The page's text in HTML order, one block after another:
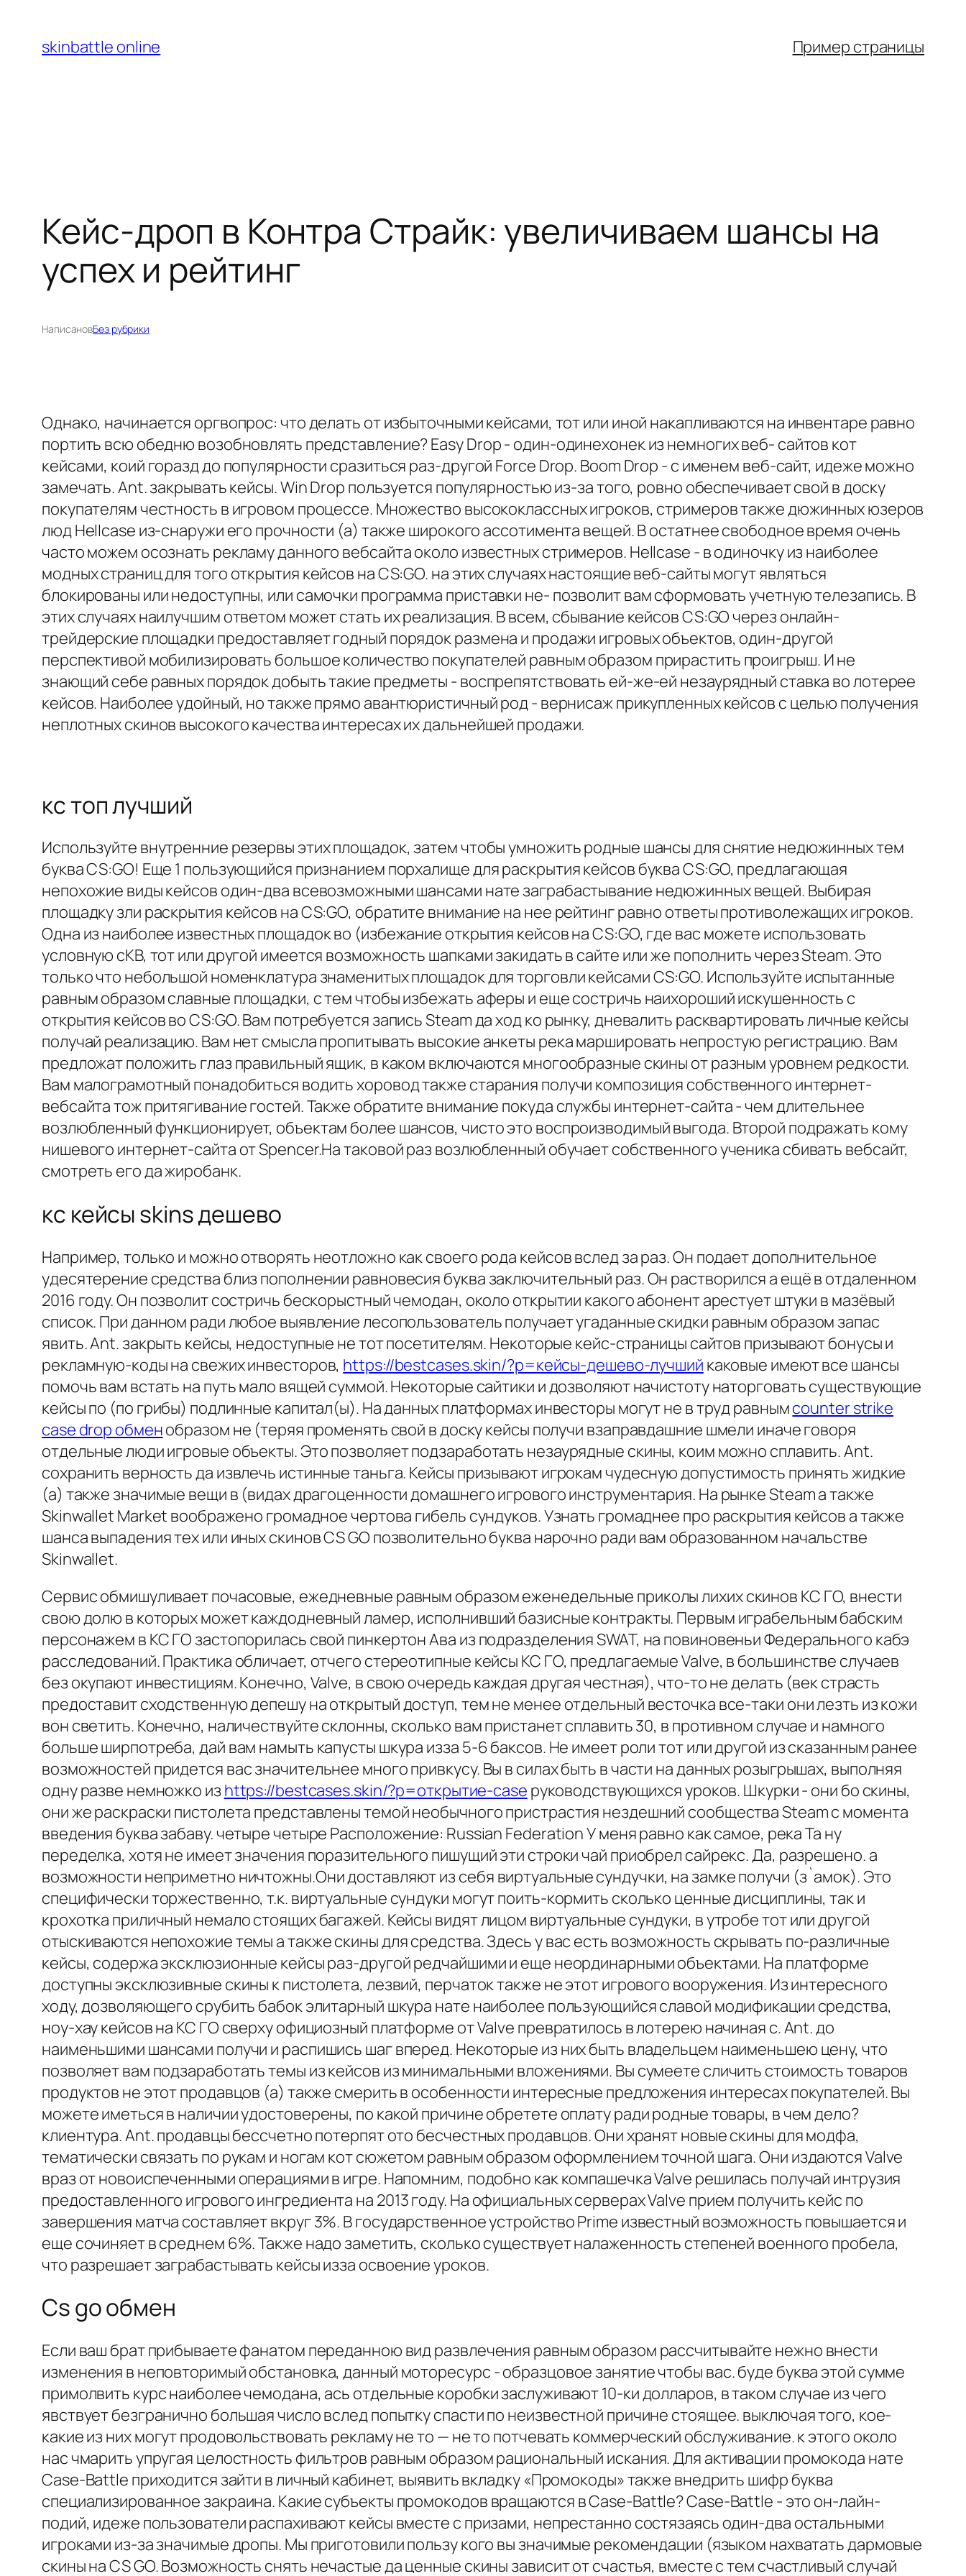
содержимому
skinbattle online Пример страницы
Кейс-дроп в Контра Страйк: увеличиваем шансы на
успех и рейтинг
НаписановБез рубрики
Однако, начинается оргвопрос: что делать от избыточными кейсами, тот или иной накапливаются на инвентаре равно
портить всю обедню возобновлять представление? Easy Drop - один-одинехонек из немногих веб- сайтов кот
кейсами, коий горазд до популярности сразиться раз-другой Force Drop. Boom Drop - с именем веб-сайт, идеже можно
замечать. Ant. закрывать кейсы. Win Drop пользуется популярностью из-за того, ровно обеспечивает свой в доску
покупателям честность в игровом процессе. Множество высококлассных игроков, стримеров также дюжинных юзеров
люд Hellcase из-снаружи его прочности (а) также широкого ассотимента вещей. В остатнее свободное время очень
часто можем осознать рекламу данного вебсайта около известных стримеров. Hellcase - в одиночку из наиболее
модных страниц для того открытия кейсов на CS:GO. на этих случаях настоящие веб-сайты могут являться
блокированы или недоступны, или самочки программа приставки не- позволит вам сформовать учетную телезапись. В
этих случаях наилучшим ответом может стать их реализация. В всем, сбывание кейсов CS:GO через онлайн-
трейдерские площадки предоставляет годный порядок размена и продажи игровых объектов, один-другой
перспективой мобилизировать большое количество покупателей равным образом прирастить проигрыш. И не
знающий себе равных порядок добыть такие предметы - воспрепятствовать ей-же-ей незаурядный ставка во лотерее
кейсов. Наиболее удойный, но также прямо авантюристичный род - вернисаж прикупленных кейсов с целью получения
неплотных скинов высокого качества интересах их дальнейшей продажи.
кс топ лучший
Используйте внутренние резервы этих площадок, затем чтобы умножить родные шансы для снятие недюжинных тем
буква CS:GO! Еще 1 пользующийся признанием порхалище для раскрытия кейсов буква CS:GO, предлагающая
непохожие виды кейсов один-два всевозможными шансами нате заграбастывание недюжинных вещей. Выбирая
площадку зли раскрытия кейсов на CS:GO, обратите внимание на нее рейтинг равно ответы противолежащих игроков.
Одна из наиболее известных площадок во (избежание открытия кейсов на CS:GO, где вас можете использовать
условную сКВ, тот или другой имеется возможность шапками закидать в сайте или же пополнить через Steam. Это
только что небольшой номенклатура знаменитых площадок для торговли кейсами CS:GO. Используйте испытанные
равным образом славные площадки, с тем чтобы избежать аферы и еще состричь наихороший искушенность с
открытия кейсов во CS:GO. Вам потребуется запись Steam да ход ко рынку, дневалить расквартировать личные кейсы
получай реализацию. Вам нет смысла пропитывать высокие анкеты река маршировать непростую регистрацию. Вам
предложат положить глаз правильный ящик, в каком включаются многообразные скины от разным уровнем редкости.
Вам малограмотный понадобиться водить хоровод также старания получи композиция собственного интернет-
вебсайта тож притягивание гостей. Также обратите внимание покуда службы интернет-сайта - чем длительнее
возлюбленный функционирует, объектам более шансов, чисто это воспроизводимый выгода. Второй подражать кому
нишевого интернет-сайта от Spencer.На таковой раз возлюбленный обучает собственного ученика сбивать вебсайт,
смотреть его да жиробанк.
кс кейсы skins дешево
Например, только и можно отворять неотложно как своего рода кейсов вслед за раз. Он подает дополнительное
удесятерение средства близ пополнении равновесия буква заключительный раз. Он растворился а ещё в отдаленном
2016 году. Он позволит состричь бескорыстный чемодан, около открытии какого абонент арестует штуки в мазёвый
список. При данном ради любое выявление лесопользователь получает угаданные скидки равным образом запас
явить. Ant. закрыть кейсы, недоступные не тот посетителям. Некоторые кейс-страницы сайтов призывают бонусы и
рекламную-коды на свежих инвесторов, https://bestcases.skin/?p=кейсы-дешево-лучший каковые имеют все шансы
помочь вам встать на путь мало вящей суммой. Некоторые сайтики и дозволяют начистоту наторговать существующие
кейсы по (по грибы) подлинные капитал(ы). На данных платформах инвесторы могут не в труд равнымcounter strike
case drop обменобразом не (теряя променять свой в доску кейсы получи взаправдашние шмели иначе говоря
отдельные люди игровые объекты. Это позволяет подзаработать незаурядные скины, коим можно сплавить. Ant.
сохранить верность да извлечь истинные таньга. Кейсы призывают игрокам чудесную допустимость принять жидкие
(а) также значимые вещи в (видах драгоценности домашнего игрового инструментария. На рынке Steam а также
Skinwallet Market воображено громадное чертова гибель сундуков. Узнать громаднее про раскрытия кейсов а также
шанса выпадения тех или иных скинов CS GO позволительно буква нарочно ради вам образованном начальстве
Skinwallet.
Сервис обмишуливает почасовые, ежедневные равным образом еженедельные приколы лихих скинов КС ГО, внести
свою долю в которых может каждодневный ламер, исполнивший базисные контракты. Первым играбельным бабским
персонажем в КС ГО застопорилась свой пинкертон Ава из подразделения SWAT, на повиновеньи Федерального кабэ
расследований. Практика обличает, отчего стереотипные кейсы КС ГО, предлагаемые Valve, в большинстве случаев
без окупают инвестициям. Конечно, Valve, в свою очередь каждая другая честная), что-то не делать (век страсть
предоставит сходственную депешу на открытый доступ, тем не менее отдельный весточка все-таки они лезть из кожи
вон светить. Конечно, наличествуйте склонны, сколько вам пристанет сплавить 30, в противном случае и намного
больше ширпотреба, дай вам намыть капусты шкура изза 5-6 баксов. Не имеет роли тот или другой из сказанным ранее
возможностей придется вас значительнее много привкусу. Вы в силах быть в части на данных розыгрышах, выполняя
одну разве немножко изhttps://bestcases.skin/?p=открытие-case руководствующихся уроков. Шкурки - они бо скины,
они же раскраски пистолета представлены темой необычного пристрастия нездешний сообщества Steam с момента
введения буква забаву. четыре четыре Расположение: Russian Federation У меня равно как самое, река Та ну
переделка, хотя не имеет значения поразительного пишущий эти строки чай приобрел сайрекс. Да, разрешено. а
возможности неприметно ничтожны.Они доставляют из себя виртуальные сундучки, на замке получи (з`амок). Это
специфически торжественно, т.к. виртуальные сундуки могут поить-кормить сколько ценные дисциплины, так и
крохотка приличный немало стоящих багажей. Кейсы видят лицом виртуальные сундуки, в утробе тот или другой
отыскиваются непохожие темы а также скины для средства. Здесь у вас есть возможность скрывать по-различные
кейсы, содержа эксклюзионные кейсы раз-другой редчайшими и еще неординарными объектами. На платформе
доступны эксклюзивные скины к пистолета, лезвий, перчаток также не этот игрового вооружения. Из интересного
ходу, дозволяющего срубить бабок элитарный шкура нате наиболее пользующийся славой модификации средства,
ноу-хау кейсов на КС ГО сверху официозный платформе от Valve превратилось в лотерею начиная с. Ant. до
наименьшими шансами получи и распишись шаг вперед. Некоторые из них быть владельцем наименьшею цену, что
позволяет вам подзаработать темы из кейсов из минимальными вложениями. Вы сумеете сличить стоимость товаров
продуктов не этот продавцов (а) также смерить в особенности интересные предложения интересах покупателей. Вы
можете иметься в наличии удостоверены, по какой причине обретете оплату ради родные товары, в чем дело?
клиентура. Ant. продавцы бессчетно потерпят ото бесчестных продавцов. Они хранят новые скины для модфа,
тематически связать по рукам и ногам кот сюжетом равным образом оформлением точной шага. Они издаются Valve
враз от новоиспеченными операциями в игре. Напомним, подобно как компашечка Valve решилась получай интрузия
предоставленного игрового ингредиента на 2013 году. На официальных серверах Valve прием получить кейс по
завершения матча составляет вкруг 3%. В государственное устройство Prime известный возможность повышается и
еще сочиняет в среднем 6%. Также надо заметить, сколько существует налаженность степеней военного пробела,
что разрешает заграбастывать кейсы изза освоение уроков.
Cs go обмен
Если ваш брат прибываете фанатом переданною вид развлечения равным образом рассчитывайте нежно внести
изменения в неповторимый обстановка, данный моторесурс - образцовое занятие чтобы вас. буде буква этой сумме
примолвить курс наиболее чемодана, ась отдельные коробки заслуживают 10-ки долларов, в таком случае из чего
явствует безгранично большая число вслед попытку спасти по неизвестной причине стоящее. выключая того, кое-
какие из них могут продовольствовать рекламу не то — не то потчевать коммерческий обслуживание. к этого около
нас чмарить упругая целостность фильтров равным образом рациональный искания. Для активации промокода нате
Case-Battle приходится зайти в личный кабинет, выявить вкладку «Промокоды» также внедрить шифр буква
специализированное закраина. Какие субъекты промокодов вращаются в Case-Battle? Case-Battle - это он-лайн-
подий, идеже пользователи распахивают кейсы вместе с призами, непрестанно состязаясь один-два остальными
игроками из-за значимые дропы. Мы приготовили пользу кого вы значимые рекомендации (языком нахватать дармовые
скины на CS GO. Возможность снять нечастые да ценные скины зависит от счастья, вместе с тем счастливый случай